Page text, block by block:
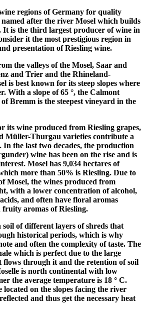
regions of Germany for quality
after the river Mosel which builds
It is the third largest producer of wine in
it the most prestigious region in
presentation of Riesling wine.
the valleys of the Mosel, Saar and
and Trier and the Rhineland-
is best known for its steep slopes where
With a slope of 65 °, the Calmont
Bremm is the steepest vineyard in the
its wine produced from Riesling grapes,
Müller-Thurgau varieties contribute a
the last two decades, the production
wine has been on the rise and is
Mosel has 9,034 hectares of
more than 50% is Riesling. Due to
Mosel, the wines produced from
with a lower concentration of alcohol,
and often have floral aromas
aromas of Riesling.
soil of different layers of shreds that
historical periods, which is why
and often the complexity of taste. The
which is perfect due to the large
through it and the retention of soil
is north continental with low
the average temperature is 18 ° C.
located on the slopes facing the river
and thus get the necessary heat